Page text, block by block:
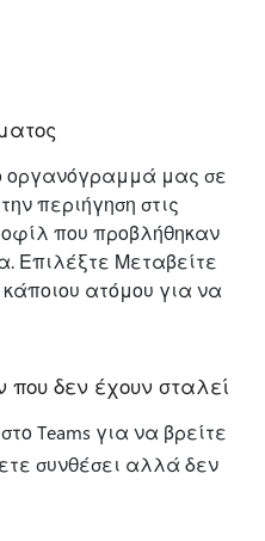
οργανόγραμμά μας σε
περιήγηση στις
που προβλήθηκαν
Επιλέξτε Μεταβείτε
ατόμου για να
που δεν έχουν σταλεί
στο Teams για να βρείτε
συνθέσει αλλά δεν